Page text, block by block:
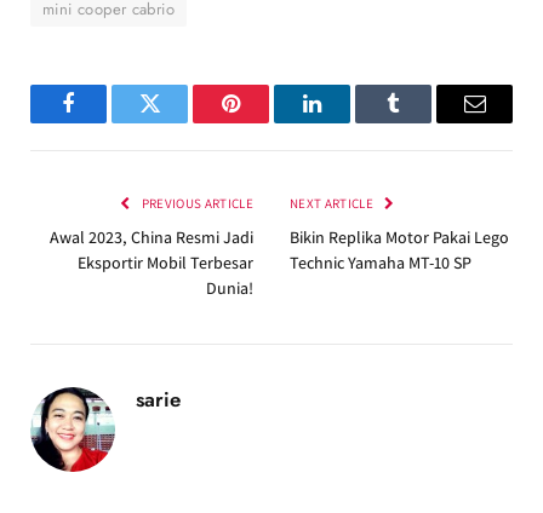
mini cooper cabrio
FacebookTwitter Pinterest LinkedInTumblr Email
PREVIOUS ARTICLE
Awal 2023, China Resmi Jadi
Eksportir Mobil Terbesar
Dunia!
NEXT ARTICLE
Bikin Replika Motor Pakai Lego
Technic Yamaha MT-10 SP
sarie